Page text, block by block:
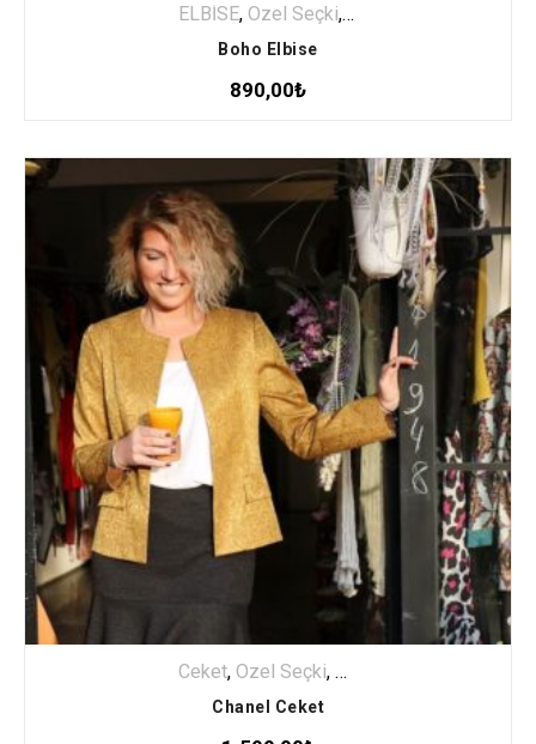
ELBİSE, Özel Seçki, Uzun Elbise
Boho Elbise
890,00₺
Ceket, Özel Seçki, ÜST GİYİM
Chanel Ceket